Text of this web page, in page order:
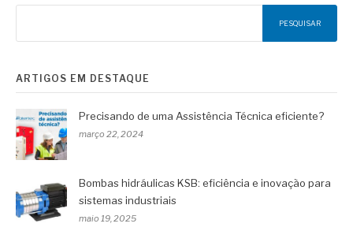
PESQUISAR
ARTIGOS EM DESTAQUE
Precisando de uma Assistência Técnica eficiente?
março 22, 2024
Bombas hidráulicas KSB: eficiência e inovação para
sistemas industriais
maio 19, 2025